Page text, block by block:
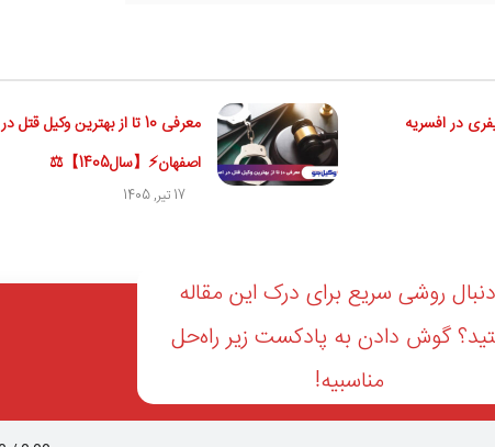
کیفری در افسریه
معرفی 10 تا از بهترین وکیل قتل در
اصفهان⚡【سال1405】⚖️
17 تیر, 1405
روشی سریع برای درک این مقاله
گوش دادن به پادکست زیر راه‌حل
مناسبیه!